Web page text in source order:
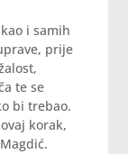
i samih
prije
te se
bi trebao.
korak,